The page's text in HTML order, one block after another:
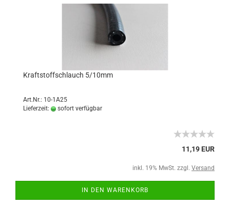
Kraftstoffschlauch 5/10mm
Art.Nr.: 10-1A25
Lieferzeit:
sofort verfügbar
11,19 EUR
inkl. 19% MwSt. zzgl. Versand
IN DEN WARENKORB